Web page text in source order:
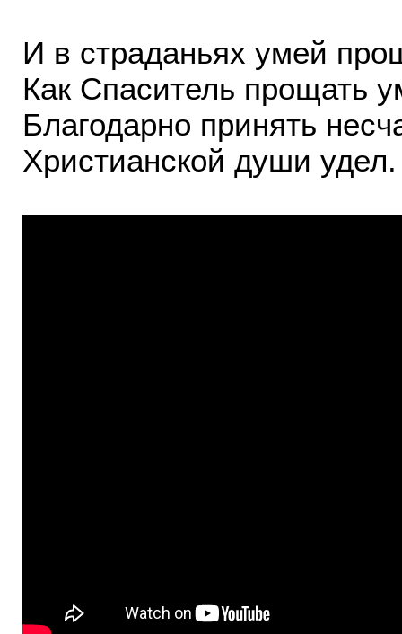
И в страданьях умей
Как Спаситель прощать
Благодарно принять
Христианской души удел.